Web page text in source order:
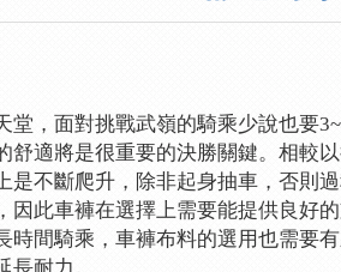
堂，面對挑戰武嶺的騎乘少說也要
舒適將是很重要的決勝關鍵。相較以
是不斷爬升，除非起身抽車，否則
因此車褲在選擇上需要能提供良好
時間騎乘，車褲布料的選用也需要
長耐力。